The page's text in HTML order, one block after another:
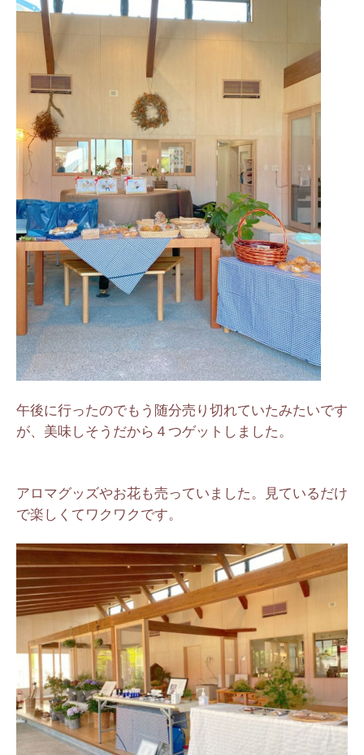
午後に行ったのでもう随分売り切れていたみたいです
が、美味しそうだから４つゲットしました。
アロマグッズやお花も売っていました。見ているだけ
で楽しくてワクワクです。